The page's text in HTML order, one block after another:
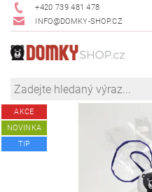
+420 739 481 478
INFO@DOMKY-SHOP.CZ
AKCE
NOVINKA
TIP